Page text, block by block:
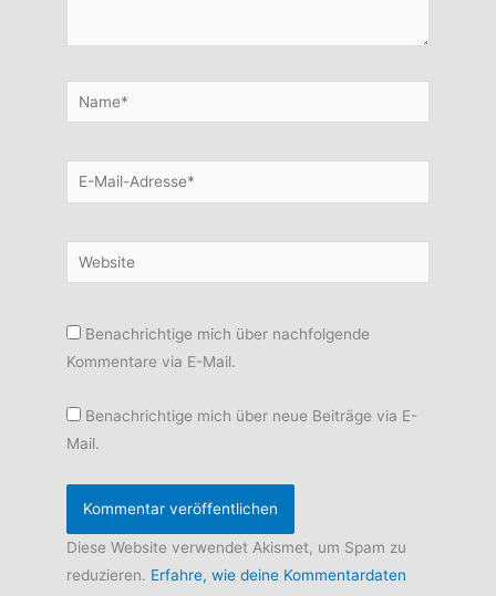
Name*
E-
Mail-
Website
Benachrichtige mich über nachfolgende
Kommentare via E-Mail.
Benachrichtige mich über neue Beiträge via E-
Mail.
Diese Website verwendet Akismet, um Spam zu
reduzieren. Erfahre, wie deine Kommentardaten